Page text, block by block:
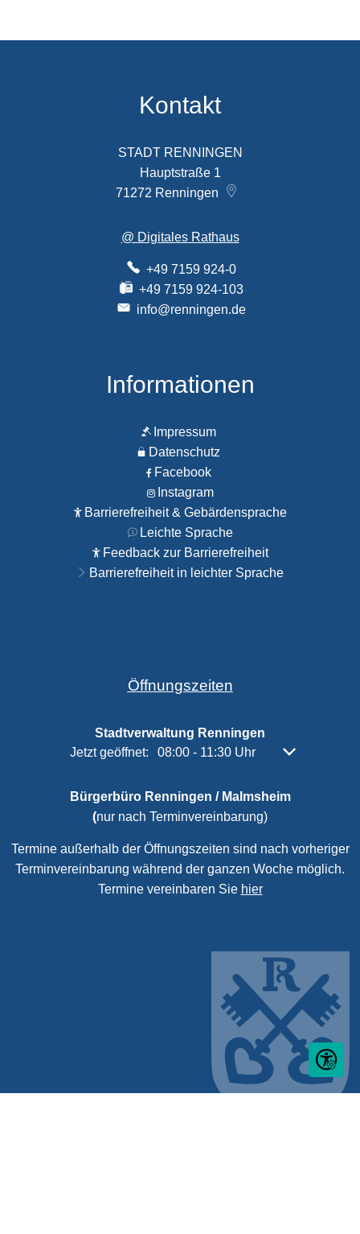
Kontakt
STADT RENNINGEN
Hauptstraße 1
71272 Renningen
@ Digitales Rathaus
+49 7159 924-0
+49 7159 924-103
info@renningen.de
Informationen
Impressum
Datenschutz
Facebook
Instagram
Barrierefreiheit & Gebärdensprache
Leichte Sprache
Feedback zur Barrierefreiheit
Barrierefreiheit in leichter Sprache
Öffnungszeiten
Stadtverwaltung Renningen
Klicken, um weitere Öffnungs- oder Schließzeiten
Jetzt geöffnet: 08:00- 11:30Uhr Von 08:00 bis
Bürgerbüro Renningen / Malmsheim
(nur nach Terminvereinbarung)
Termine außerhalb der Öffnungszeiten sind nach vorheriger
Terminvereinbarung während der ganzen Woche möglich.
Termine vereinbaren Sie hier
Seite